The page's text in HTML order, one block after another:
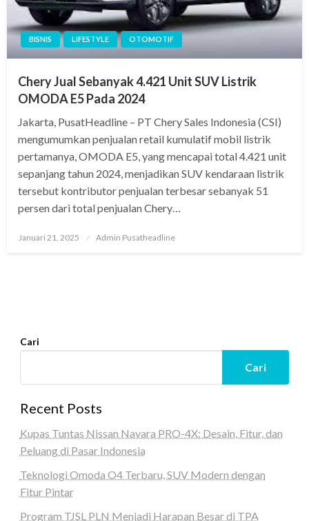
BISNIS LIFESTYLE OTOMOTIF
Chery Jual Sebanyak 4.421 Unit SUV Listrik
OMODA E5 Pada 2024
Jakarta, PusatHeadline – PT Chery Sales Indonesia (CSI)
mengumumkan penjualan retail kumulatif mobil listrik
pertamanya, OMODA E5, yang mencapai total 4.421 unit
sepanjang tahun 2024, menjadikan SUV kendaraan listrik
tersebut kontributor penjualan terbesar sebanyak 51
persen dari total penjualan Chery…
Posted
Januari 21, 2025 Admin Pusatheadline
Cari
Cari
Recent Posts
Kupas Tuntas Nissan Navara PRO-4X: Desain, Fitur, dan
Peluang di Pasar Indonesia
Teknologi Omoda O4 Terbaru, SUV Modern dengan
Fitur Pintar
Program TJSL PLN Menjadi Harapan Besar di TPA